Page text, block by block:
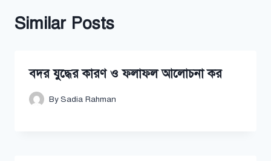
Similar Posts
বদর যুদ্ধের কারণ ও ফলাফল আলোচনা কর
BySadia Rahman